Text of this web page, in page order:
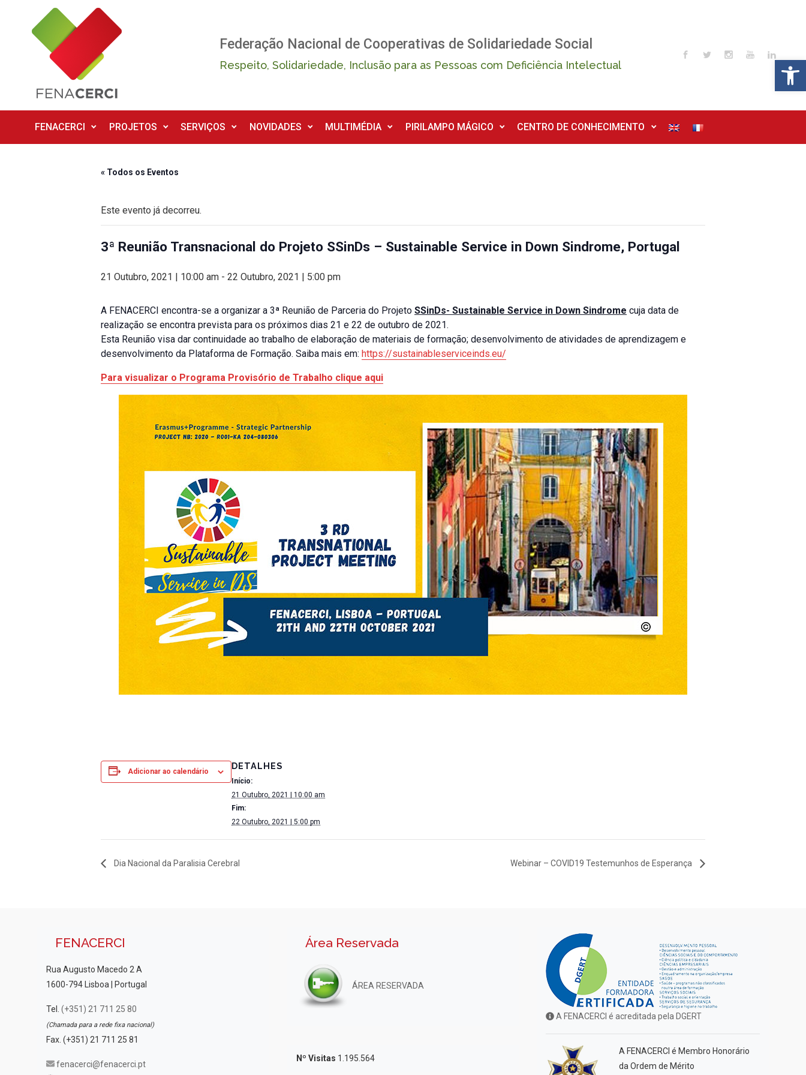
Skip to main content
Federação Nacional de Cooperativas de Solidariedade Social
Respeito, Solidariedade, Inclusão para as Pessoas com Deficiência Intelectual
FENACERCI PROJETOS SERVIÇOS NOVIDADES MULTIMÉDIA PIRILAMPO MÁGICO CENTRO DE CONHECIMENTO
« Todos os Eventos
Este evento já decorreu.
3ª Reunião Transnacional do Projeto SSinDs – Sustainable Service in Down Sindrome, Portugal
21 Outubro, 2021 | 10:00 am - 22 Outubro, 2021 | 5:00 pm
A FENACERCI encontra-se a organizar a 3ª Reunião de Parceria do Projeto SSinDs- Sustainable Service in Down Sindrome cuja data de
realização se encontra prevista para os próximos dias 21 e 22 de outubro de 2021.
Esta Reunião visa dar continuidade ao trabalho de elaboração de materiais de formação; desenvolvimento de atividades de aprendizagem e
desenvolvimento da Plataforma de Formação. Saiba mais em: https://sustainableserviceinds.eu/
Para visualizar o Programa Provisório de Trabalho clique aqui
Adicionar ao calendário
DETALHES
Início:
21 Outubro, 2021 | 10:00 am
Fim:
22 Outubro, 2021 | 5:00 pm
Dia Nacional da Paralisia Cerebral Webinar – COVID19 Testemunhos de Esperança
FENACERCI
Rua Augusto Macedo 2 A
1600-794 Lisboa | Portugal
Tel. (+351) 21 711 25 80
(Chamada para a rede fixa nacional)
Fax. (+351) 21 711 25 81
fenacerci@fenacerci.pt
Área Reservada
ÁREA RESERVADA
Nº Visitas 1.195.564
A FENACERCI é acreditada pela DGERT
A FENACERCI é Membro Honorário
da Ordem de Mérito